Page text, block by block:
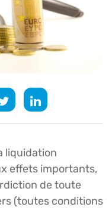
liquidation
effets importants,
de toute
(toutes conditions